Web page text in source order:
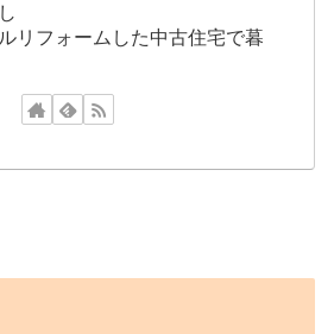
リフォームした中古住宅で暮